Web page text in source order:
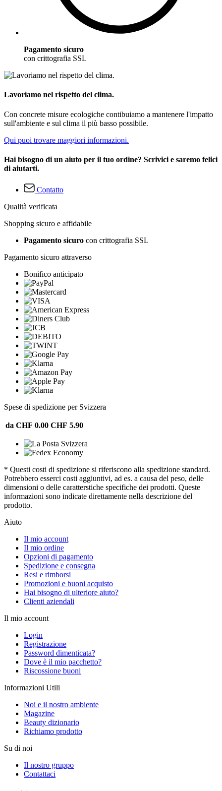
Pagamento sicuro
con crittografia SSL
Lavoriamo nel rispetto del clima.
Con concrete misure ecologiche contibuiamo a mantenere l'impatto
sull'ambiente e sul clima il più basso possibile.
Qui puoi trovare maggiori informazioni.
Hai bisogno di un aiuto per il tuo ordine? Scrivici e saremo felici
di aiutarti.
Contatto
Qualità verificata
Shopping sicuro e affidabile
Pagamento sicuro con crittografia SSL
Pagamento sicuro attraverso
Bonifico anticipato
Spese di spedizione per Svizzera
da CHF 0.00 CHF 5.90
* Questi costi di spedizione si riferiscono alla spedizione standard.
Potrebbero esserci costi aggiuntivi, ad es. a causa del peso, delle
dimensioni o delle caratterstiche specifiche dei prodotti. Queste
informazioni sono indicate direttamente nella descrizione del
prodotto.
Aiuto
Il mio account
Il mio ordine
Opzioni di pagamento
Spedizione e consegna
Resi e rimborsi
Promozioni e buoni acquisto
Hai bisogno di ulteriore aiuto?
Clienti aziendali
Il mio account
Login
Registrazione
Password dimenticata?
Dove è il mio pacchetto?
Riscossione buoni
Informazioni Utili
Noi e il nostro ambiente
Magazine
Beauty dizionario
Richiamo prodotto
Su di noi
Il nostro gruppo
Contattaci